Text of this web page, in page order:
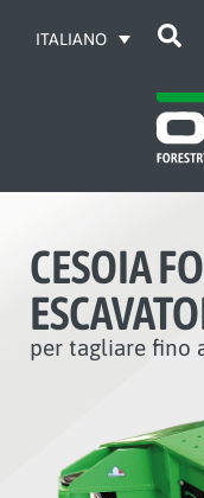
ITALIANO
CESOIA
per tagliare fino